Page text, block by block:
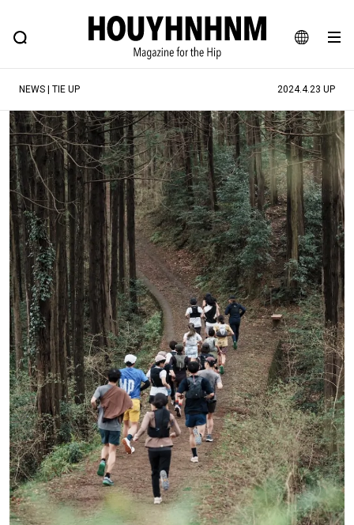
JA
EN
FEATURE BLOG SNAP
ヒップなファッション、カルチャー、ライフスタイルWEBマガジン
#注目のタグ
#SHOPPING ADDICT #憧れの逸品
#ESSENTIAL DESIGNS #古着サミット
#NEW VINTAGE #マイナーグッド図鑑
#路地裏てぃーん。 #MONTHLY JOURNAL
#GH 銘品の所以 #フイナムのYouTube
#Commune H #FOCUS IT #AH.H
#ととけん #FASHION #MUSIC #MOVIE
#LIFESTYLE #SNEAKER #OUTDOOR
#SPORTS #HANDSOME HANDBOOK
NEWS | TIE UP 2024.4.23 UP